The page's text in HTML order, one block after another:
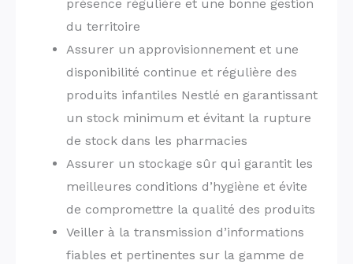
présence régulière et une bonne gestion
du territoire
Assurer un approvisionnement et une
disponibilité continue et régulière des
produits infantiles Nestlé en garantissant
un stock minimum et évitant la rupture
de stock dans les pharmacies
Assurer un stockage sûr qui garantit les
meilleures conditions d’hygiène et évite
de compromettre la qualité des produits
Veiller à la transmission d’informations
fiables et pertinentes sur la gamme de